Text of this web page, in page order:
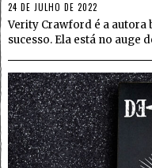
24 DE JULHO DE 2022
Verity Crawford é a autora
sucesso. Ela está no auge